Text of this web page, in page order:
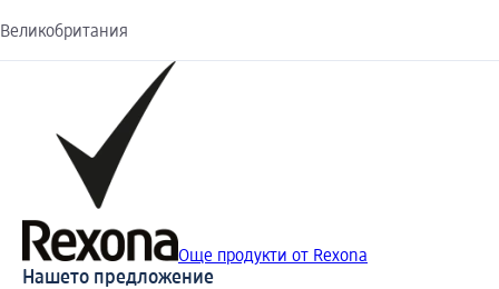
Великобритания
Още продукти от Rexona
Нашето предложение